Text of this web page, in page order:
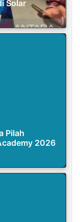
Solar
Pilah
2026